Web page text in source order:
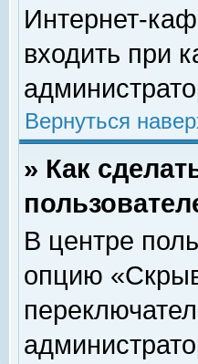
Интернет-
входить при
Вернуться
» Как
В центре
опцию